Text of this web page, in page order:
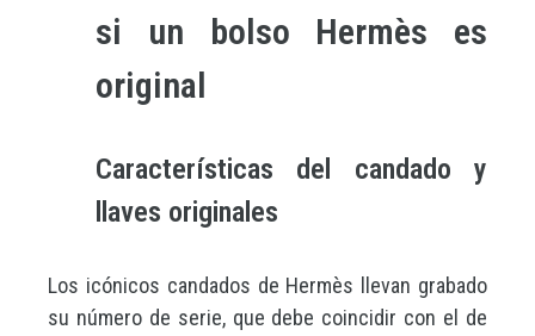
si un bolso Hermès es
original
Características del candado y
llaves originales
Los icónicos candados de Hermès llevan grabado
su número de serie, que debe coincidir con el de